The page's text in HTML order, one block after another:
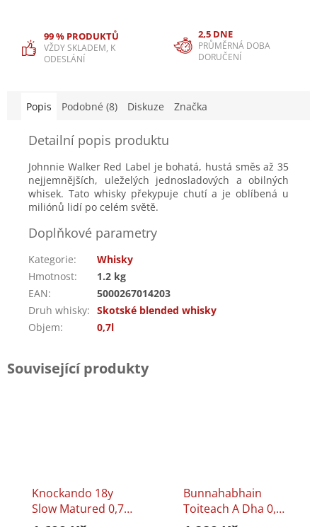
99 % PRODUKTŮ
VŽDY SKLADEM, K
ODESLÁNÍ
2,5 DNE
PRŮMĚRNÁ DOBA
DORUČENÍ
Popis Podobné (8) Diskuze Značka
Detailní popis produktu
Johnnie Walker Red Label je bohatá, hustá směs až 35
nejjemnějších, uleželých jednosladových a obilných
whisek. Tato whisky překypuje chutí a je oblíbená u
miliónů lidí po celém světě.
Doplňkové parametry
Kategorie:
Whisky
Hmotnost:
1.2 kg
EAN:
5000267014203
Druh whisky: Skotské blended whisky
Objem: 0,7l
Související produkty
Knockando 18y
Slow Matured 0,7l
Bunnahabhain
Toiteach A Dha 0,7l